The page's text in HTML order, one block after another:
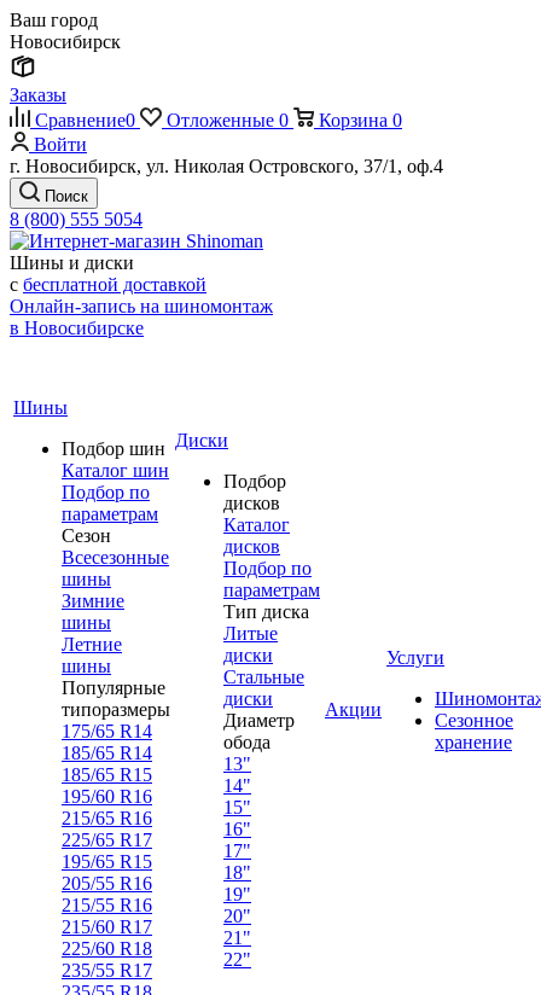
Ваш город
Новосибирск
Заказы
Сравнение0 Отложенные 0 Корзина 0
Войти
г. Новосибирск, ул. Николая Островского, 37/1, оф.4
Поиск
8 (800) 555 5054
Шины и диски
с бесплатной доставкой
Онлайн-запись на шиномонтаж
в Новосибирске
Шины
Подбор шин
Каталог шин
Подбор по
параметрам
Сезон
Всесезонные
шины
Зимние
шины
Летние
шины
Популярные
типоразмеры
175/65 R14
185/65 R14
185/65 R15
195/60 R16
215/65 R16
225/65 R17
195/65 R15
205/55 R16
215/55 R16
215/60 R17
225/60 R18
235/55 R17
Диски
Подбор
дисков
Каталог
дисков
Подбор по
параметрам
Тип диска
Литые
диски
Стальные
диски
Диаметр
обода
13"
14"
15"
16"
17"
18"
19"
20"
21"
22"
Акции
Услуги
Сезонное
хранение